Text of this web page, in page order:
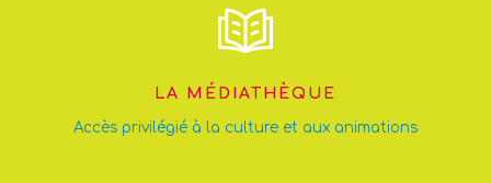
LA MÉDIATHÈQUE
Accès privilégié à la culture et aux animations